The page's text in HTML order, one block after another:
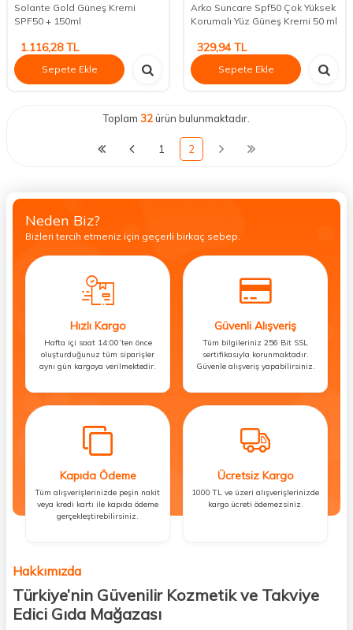
Solante Gold Güneş Kremi
SPF50 + 150ml
1.116,28TL
Sepete Ekle
Arko Suncare Spf50 Çok Yüksek
Korumalı Yüz Güneş Kremi 50 ml
329,94 TL
Sepete Ekle
Toplam 32ürün bulunmaktadır.
1 2
Neden Biz?
Bizleri tercih etmeniz için geçerli birkaç sebep.
Hızlı Kargo
Hafta içi saat 14:00’ten önce
oluşturduğunuz tüm siparişler
aynı gün kargoya verilmektedir.
Güvenli Alışveriş
Tüm bilgileriniz 256 Bit SSL
sertifikasıyla korunmaktadır.
Güvenle alışveriş yapabilirsiniz.
Kapıda Ödeme
Tüm alışverişlerinizde peşin nakit
veya kredi kartı ile kapıda ödeme
gerçekleştirebilirsiniz.
Ücretsiz Kargo
1000 TL ve üzeri alışverişlerinizde
kargo ücreti ödemezsiniz.
Hakkımızda
Türkiye’nin Güvenilir Kozmetik ve Takviye
Edici Gıda Mağazası